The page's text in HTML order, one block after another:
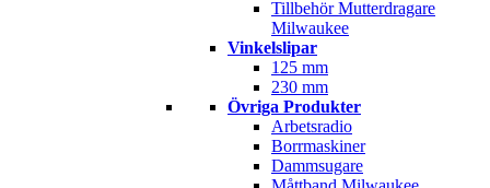
Tillbehör Mutterdragare
Milwaukee
Vinkelslipar
125 mm
230 mm
Övriga Produkter
Arbetsradio
Borrmaskiner
Dammsugare